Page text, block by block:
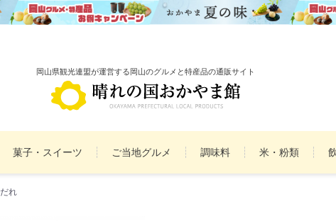
岡山県観光連盟が運営する岡山のグルメと特産品の通販サイト
菓子・スイーツ ご当地グルメ 調味料 米・粉類
備前焼
れ